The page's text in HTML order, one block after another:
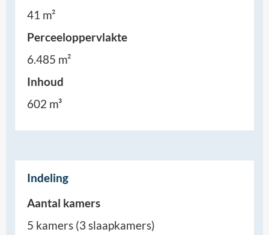
41 m²
Perceeloppervlakte
6.485 m²
Inhoud
602 m³
Indeling
Aantal kamers
5 kamers (3 slaapkamers)